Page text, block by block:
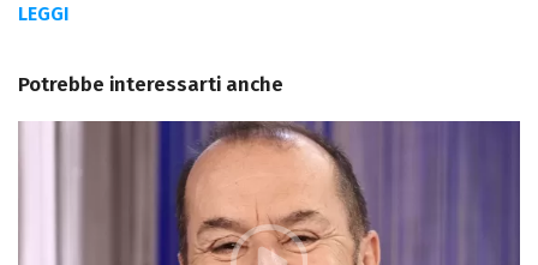
LEGGI
Potrebbe interessarti anche